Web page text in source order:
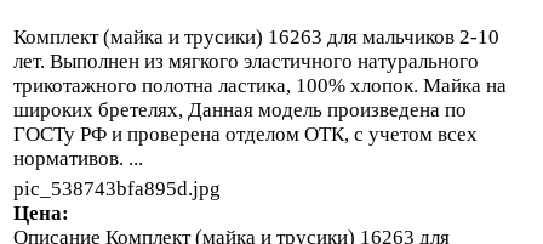
Комплект (майка и трусики) 16263 для мальчиков 2-10
лет. Выполнен из мягкого эластичного натурального
трикотажного полотна ластика, 100% хлопок. Майка на
широких бретелях, Данная модель произведена по
ГОСТу РФ и проверена отделом ОТК, с учетом всех
нормативов. ...
pic_538743bfa895d.jpg
Цена:
Описание Комплект (майка и трусики) 16263 для